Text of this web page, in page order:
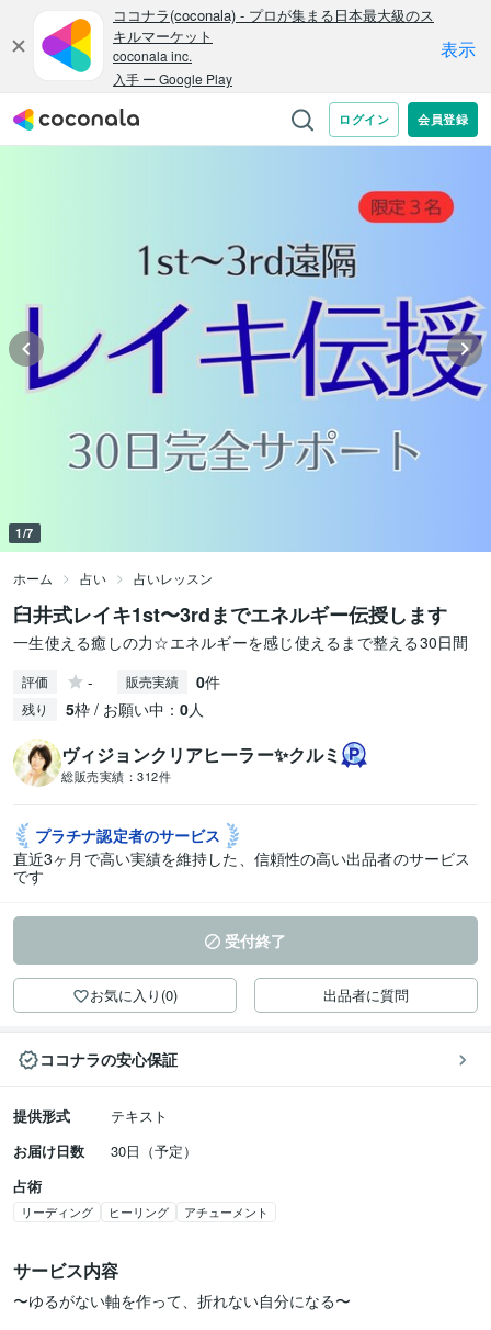
1/7
ホーム 占い 占いレッスン
臼井式レイキ1st〜3rdまでエネルギー伝授します
一生使える癒しの力☆エネルギーを感じ使えるまで整える30日間
評価 - 販売実績 0件
残り 5枠 / お願い中： 0人
ヴィジョンクリアヒーラー✨クルミ
総販売実績： 312件
プラチナ認定者のサービス
直近3ヶ月で高い実績を維持した、信頼性の高い出品者のサービス
です
受付終了
お気に入り(0) 出品者に質問
ココナラの安心保証
提供形式
テキスト
お届け日数
30日（予定）
占術
リーディング ヒーリング アチューメント
サービス内容
〜ゆるがない軸を作って、折れない自分になる〜